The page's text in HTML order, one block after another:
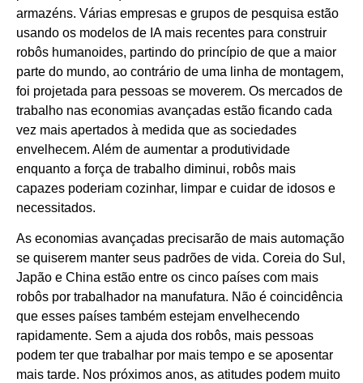
armazéns. Várias empresas e grupos de pesquisa estão
usando os modelos de IA mais recentes para construir
robôs humanoides, partindo do princípio de que a maior
parte do mundo, ao contrário de uma linha de montagem,
foi projetada para pessoas se moverem. Os mercados de
trabalho nas economias avançadas estão ficando cada
vez mais apertados à medida que as sociedades
envelhecem. Além de aumentar a produtividade
enquanto a força de trabalho diminui, robôs mais
capazes poderiam cozinhar, limpar e cuidar de idosos e
necessitados.
As economias avançadas precisarão de mais automação
se quiserem manter seus padrões de vida. Coreia do Sul,
Japão e China estão entre os cinco países com mais
robôs por trabalhador na manufatura. Não é coincidência
que esses países também estejam envelhecendo
rapidamente. Sem a ajuda dos robôs, mais pessoas
podem ter que trabalhar por mais tempo e se aposentar
mais tarde. Nos próximos anos, as atitudes podem muito